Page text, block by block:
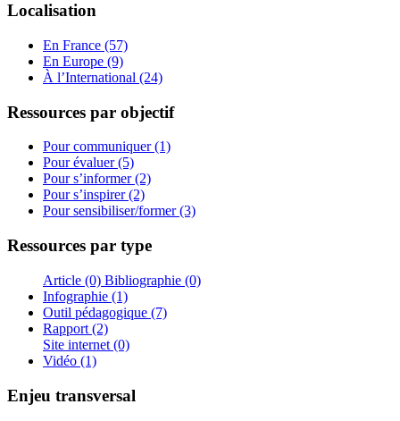
Localisation
En France (57)
En Europe (9)
À l’International (24)
Ressources par objectif
Pour communiquer (1)
Pour évaluer (5)
Pour s’informer (2)
Pour s’inspirer (2)
Pour sensibiliser/former (3)
Ressources par type
Article (0) Bibliographie (0)
Infographie (1)
Outil pédagogique (7)
Rapport (2)
Site internet (0)
Vidéo (1)
Enjeu transversal